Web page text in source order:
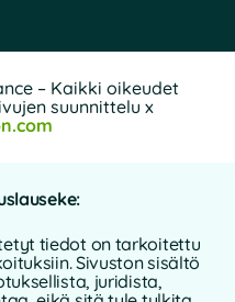
– Kaikki oikeudet
suunnittelu x
tiedot on tarkoitettu
Sivuston sisältö
juridista,